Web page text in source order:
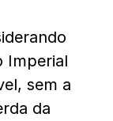
Imperial
sem a
da